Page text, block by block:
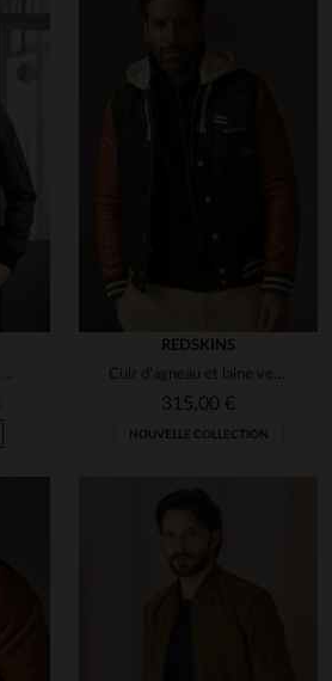
Schott revisite le MA-1 en cuir d'agneau noir, coupe standard.
REDSKINS
Cuir d'agneau et laine vert forêt : le varsity Redskins réinventé.
315,00 €
NOUVELLE COLLECTION